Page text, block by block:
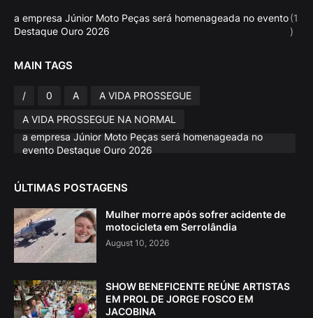
a empresa Júnior Moto Peças será homenageada no evento
Destaque Ouro 2026
(1
)
MAIN TAGS
/ 0 A
A VIDA PROSSEGUE
A VIDA PROSSEGUE NA NORMAL
a empresa Júnior Moto Peças será homenageada no
evento Destaque Ouro 2026
ÚLTIMAS POSTAGENS
Mulher morre após sofrer acidente de
motocicleta em Serrolândia
August 10, 2026
SHOW BENEFICENTE REÚNE ARTISTAS
EM PROL DE JORGE FOSCO EM
JACOBINA